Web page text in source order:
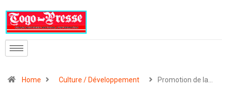
Home Culture / Développement Promotion de la…